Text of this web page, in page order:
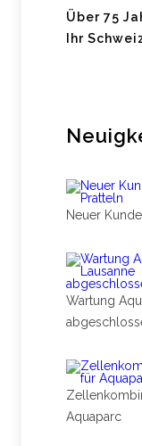
Über 75
Ihr
Neuer
Wartung
Aquaparc